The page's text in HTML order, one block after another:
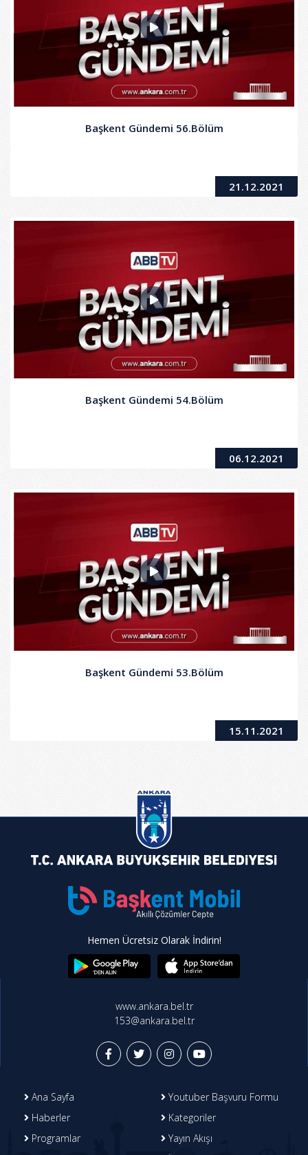
Başkent Gündemi 56.Bölüm
21.12.2021
Başkent Gündemi 54.Bölüm
06.12.2021
Başkent Gündemi 53.Bölüm
15.11.2021
Hemen Ücretsiz Olarak İndirin!
www.ankara.bel.tr
153@ankara.bel.tr
Ana Sayfa
Youtuber Başvuru Formu
Haberler
Kategoriler
Programlar
Yayın Akışı